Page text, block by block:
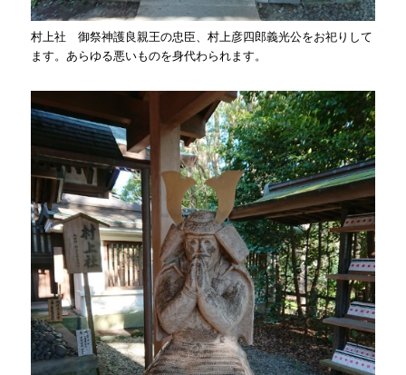
村上社 御祭神護良親王の忠臣、村上彦四郎義光公をお祀りして
ます。あらゆる悪いものを身代わられます。